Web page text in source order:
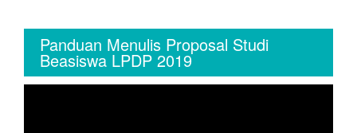
Panduan Menulis Proposal Studi
Beasiswa LPDP 2019